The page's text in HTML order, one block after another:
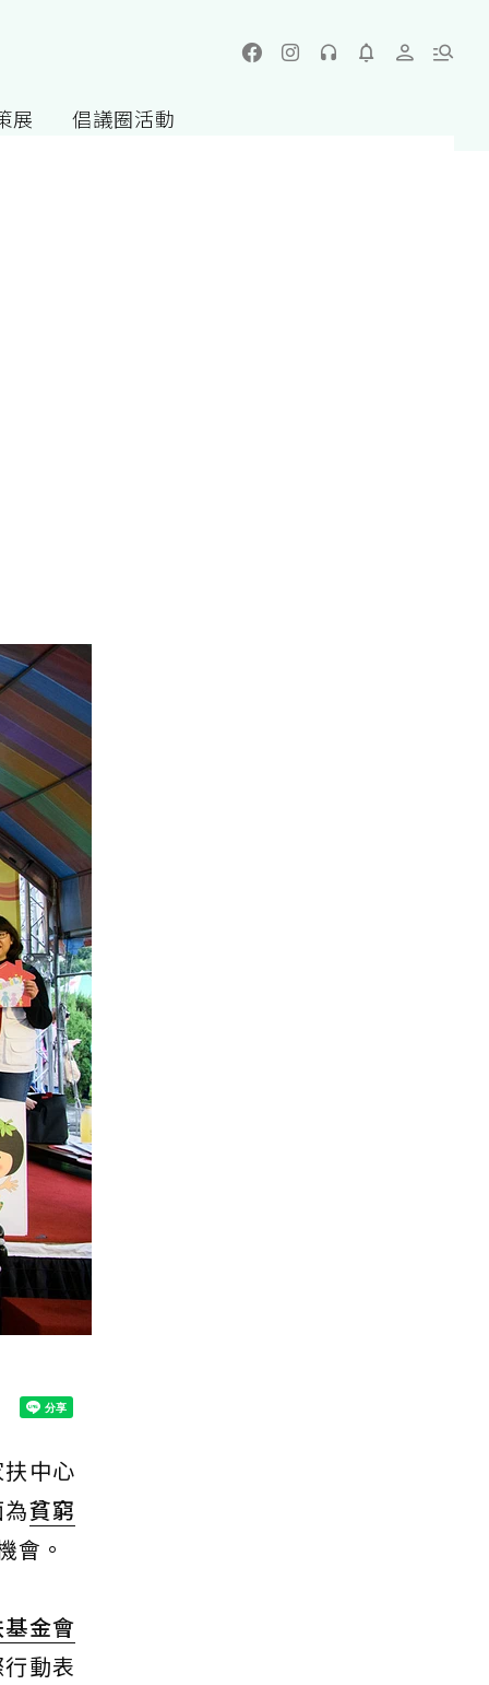
展 倡議圈活動
中心
貧窮
會。
金會
動表